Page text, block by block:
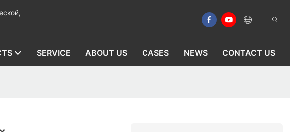
SERVICE ABOUT US CASES NEWS CONTACT US